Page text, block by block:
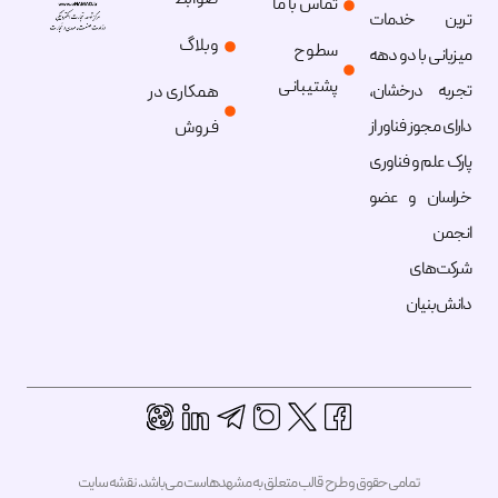
نمایندگی هاست ویندوز
ترین خدمات
میزبانی با دو دهه
تجربه درخشان،
دارای مجوز فناور از
پارک علم و فناوری
خراسان و عضو
انجمن
شرکت‌های
دانش‌بنیان
تماس با ما
سطوح
پشتیبانی
وبلاگ
همکاری در
فروش
تمامی حقوق و طرح قالب متعلق به مشهدهاست می‌باشد.نقشه سایت